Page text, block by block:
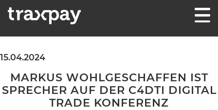
Skip to content
15.04.2024
MARKUS WOHLGESCHAFFEN IST
SPRECHER AUF DER C4DTI DIGITAL
TRADE KONFERENZ